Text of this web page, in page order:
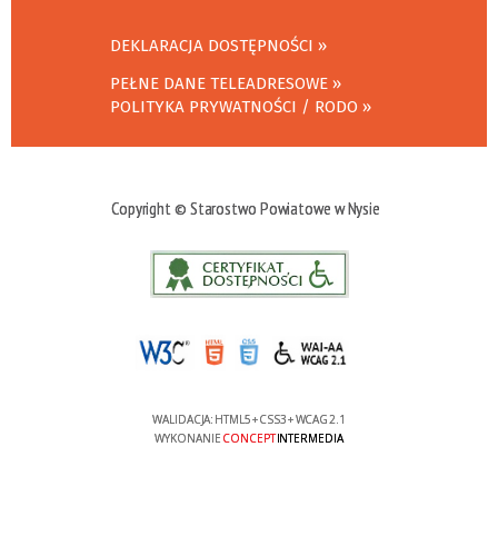
DEKLARACJA DOSTĘPNOŚCI
PEŁNE DANE TELEADRESOWE
POLITYKA PRYWATNOŚCI / RODO
Copyright © Starostwo Powiatowe w Nysie
WALIDACJA: HTML5+CSS3+WCAG 2.1
WYKONANIE CONCEPTINTERMEDIA